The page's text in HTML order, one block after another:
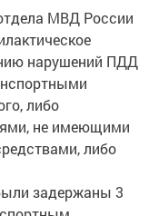
нарушений ПДД
либо
не имеющими
либо
задержаны 3
опьянения.